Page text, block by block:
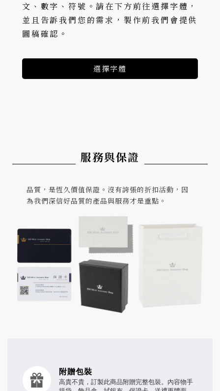
文、數字、符號。請在下方前往選擇字體，
並且告訴我們您的需求，製作前我們會提供
圖稿確認。
選擇字體
服務與保證
品質，是恆久價值保證。沒有誇張的折扣活動，因
為我們深信好品質的產品與服務才是重點。
附贈包裝
高貴不貴，訂製此商品附贈完整包裝。內容物手